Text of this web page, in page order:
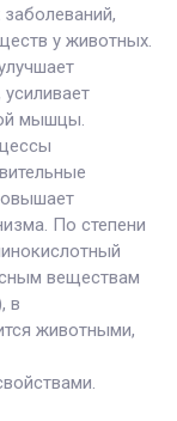
у животных.
мышцы.
По степени
веществам
в
животными,